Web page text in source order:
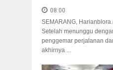
08:00
SEMARANG,
Setelah menunggu
penggemar perjalanan
akhirnya ...